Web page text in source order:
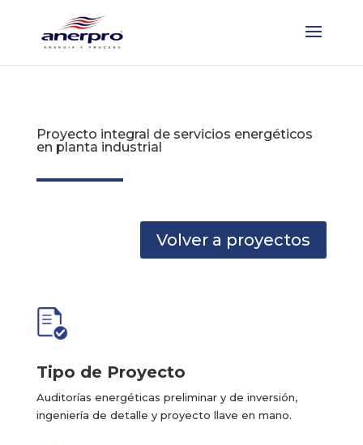
Proyecto integral de servicios energéticos
en planta industrial
Volver a proyectos
Tipo de Proyecto
Auditorías energéticas preliminar y de inversión,
ingeniería de detalle y proyecto llave en mano.